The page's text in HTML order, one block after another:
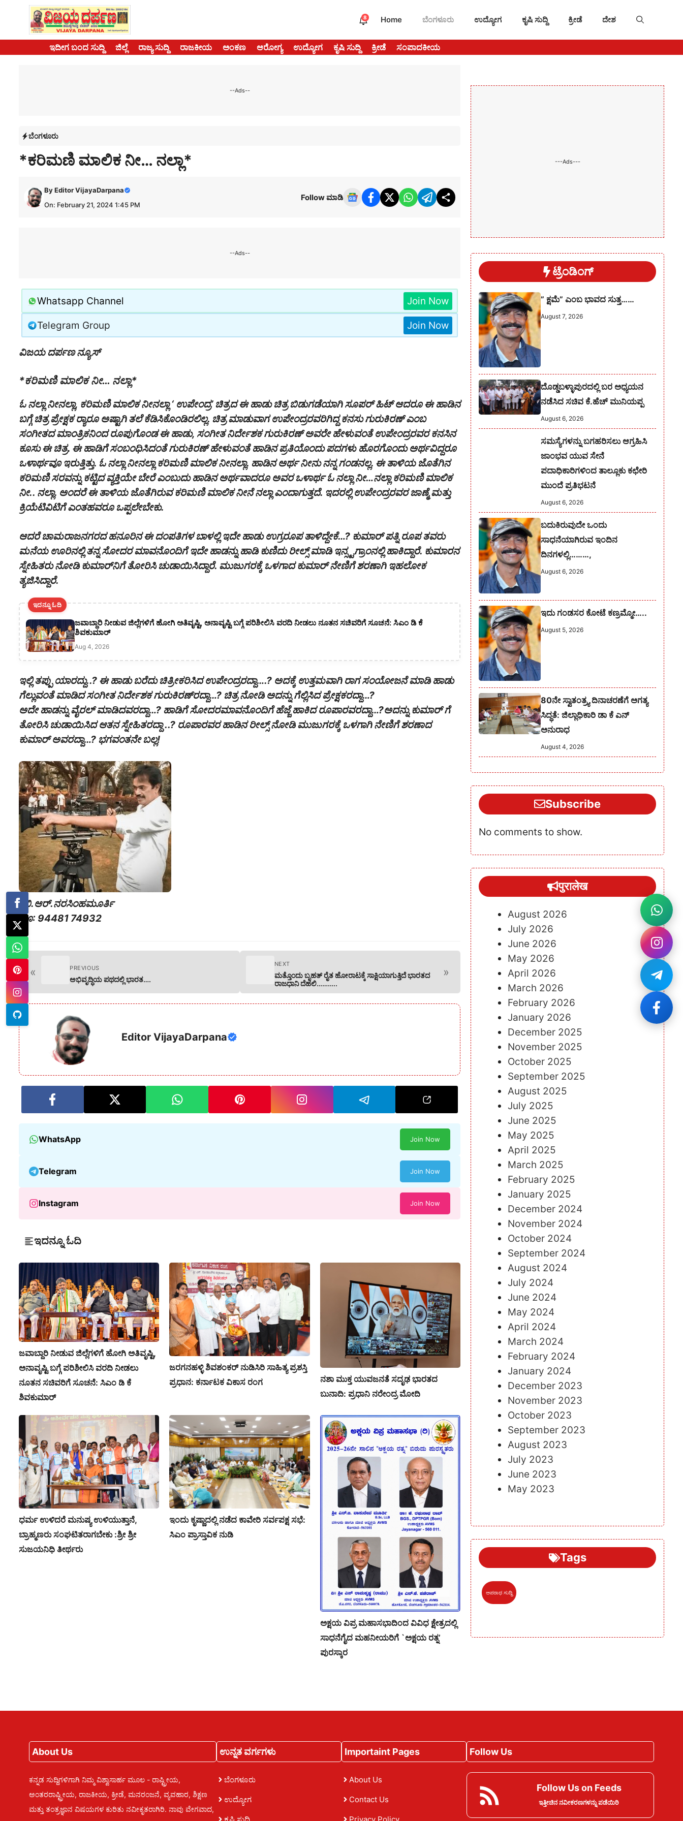
content
8 Home ಬೆಂಗಳೂರು ಉದ್ಯೋಗ ಕೃಷಿ ಸುದ್ದಿ ಕ್ರೀಡೆ ದೇಶ
ಇದೀಗ ಬಂದ ಸುದ್ದಿ ಜಿಲ್ಲೆ ರಾಜ್ಯ ಸುದ್ದಿ ರಾಜಕೀಯ ಅಂಕಣ ಆರೋಗ್ಯ ಉದ್ಯೋಗ ಕೃಷಿ ಸುದ್ದಿ ಕ್ರೀಡೆ ಸಂಪಾದಕೀಯ
--Ads--
ಬೆಂಗಳೂರು
*ಕರಿಮಣಿ ಮಾಲಿಕ ನೀ… ನಲ್ಲಾ*
ByEditor VijayaDarpana
On: February 21, 2024 1:45 PM
Follow ಮಾಡಿ
--Ads--
Whatsapp Channel Join Now
Telegram Group Join Now
ವಿಜಯ ದರ್ಪಣ ನ್ಯೂಸ್
*ಕರಿಮಣಿ ಮಾಲಿಕ ನೀ… ನಲ್ಲಾ*
ಓ ನಲ್ಲಾ ನೀನಲ್ಲಾ, ಕರಿಮಣಿ ಮಾಲಿಕ ನೀನಲ್ಲಾ ‘ ಉಪೇಂದ್ರ’ ಚಿತ್ರದ ಈ ಹಾಡು ಚಿತ್ರ ಬಿಡುಗಡೆಯಾಗಿ ಸೂಪರ್ ಹಿಟ್ ಆದರೂ ಈ ಹಾಡಿನ
ಬಗ್ಗೆ ಚಿತ್ರ ಪ್ರೇಕ್ಷಕ ರ‍್ಯಾರೂ ಅಷ್ಟಾಗಿ ತಲೆ ಕೆಡಿಸಿಕೊಂಡಿರಲಿಲ್ಲ. ಚಿತ್ರ ಮಾಡುವಾಗ ಉಪೇಂದ್ರರವರಿಗಿದ್ದ ಕನಸು ಗುರುಕಿರಣ್ ಎಂಬ
ಸಂಗೀತದ ಮಾಂತ್ರಿಕನಿಂದ ರೂಪುಗೊಂಡ ಈ ಹಾಡು, ಸಂಗೀತ ನಿರ್ದೇಶಕ ಗುರುಕಿರಣ್ ಅವರೇ ಹೇಳುವಂತೆ ಉಪೇಂದ್ರರವರ ಕನಸಿನ
ಕೂಸು ಈ ಚಿತ್ರ. ಈ ಹಾಡಿಗೆ ಸಂಬಂಧಿಸಿದಂತೆ ಗುರುಕಿರಣ್ ಹೇಳುವಂತೆ ಹಾಡಿನ ಪ್ರತಿಯೊಂದು ಪದಗಳು ಹೊರಗೊಂದು ಅರ್ಥವಿದ್ದರೂ
ಒಳಾರ್ಥವೂ ಇರುತ್ತಿತ್ತು. ಓ ನಲ್ಲಾ ನೀನಲ್ಲಾ ಕರಿಮಣಿ ಮಾಲಿಕ ನೀನಲ್ಲಾ. ಹಾಡಿನ ಅರ್ಥ ನೀನು ನನ್ನ ಗಂಡನಲ್ಲ. ಈ ತಾಳಿಯ ಜೊತೆಗಿನ
ಕರಿಮಣಿ ಸರವನ್ನು ಕಟ್ಟಿದ ವ್ಯಕ್ತಿಯೇ ಬೇರೆ ಎಂಬುದು ಹಾಡಿನ ಅರ್ಥವಾದರೂ ಅವರ ಒಳಾರ್ಥ ಓ ನಲ್ಲಾ ನೀ…ನಲ್ಲಾ ಕರಿಮಣಿ ಮಾಲಿಕ
ನೀ.. ನಲ್ಲಾ. ಅಂದರೆ ಈ ತಾಳಿಯ ಜೊತೆಗಿರುವ ಕರಿಮಣಿ ಮಾಲಿಕ ನೀನೆ ನಲ್ಲಾ ಎಂದಾಗುತ್ತದೆ. ಇದರಲ್ಲಿ ಉಪೇಂದ್ರರವರ ಜಾಣ್ಮೆ ಮತ್ತು
ಕ್ರಿಯೆಟಿವಿಟಿಗೆ ಎಂತಹವರೂ ಒಪ್ಪಲೇಬೇಕು.
ಆದರೆ ಚಾಮರಾಜನಗರದ ಹನೂರಿನ ಈ ದಂಪತಿಗಳ ಬಾಳಲ್ಲಿ ಇದೇ ಹಾಡು ಉಗ್ರರೂಪ ತಾಳಿದ್ದೇಕೆ…? ಕುಮಾರ್ ಪತ್ನಿ ರೂಪ ತವರು
ಮನೆಯ ಊರಿನಲ್ಲಿ ತನ್ನ ಸೋದರ ಮಾವನೊಂದಿಗೆ ಇದೇ ಹಾಡನ್ನು ಹಾಡಿ ಕುಣಿದು ರೀಲ್ಸ್ ಮಾಡಿ ಇನ್ಸ್ಟಗ್ರಾಂನಲ್ಲಿ ಹಾಕಿದ್ದಾರೆ. ಕುಮಾರನ
ಸ್ನೇಹಿತರು ನೋಡಿ ಕುಮಾರ್‌ನಿಗೆ ತೋರಿಸಿ ಚುಡಾಯಿಸಿದ್ದಾರೆ. ಮುಜುಗರಕ್ಕೆ ಒಳಗಾದ ಕುಮಾರ್ ನೇಣಿಗೆ ಶರಣಾಗಿ ಇಹಲೋಕ
ತ್ಯಜಿಸಿದ್ದಾರೆ.
ಇದನ್ನೂ ಓದಿ
ಜವಾಬ್ದಾರಿ ನೀಡುವ ಜಿಲ್ಲೆಗಳಿಗೆ ಹೋಗಿ ಅತಿವೃಷ್ಟಿ, ಅನಾವೃಷ್ಟಿ ಬಗ್ಗೆ ಪರಿಶೀಲಿಸಿ ವರದಿ ನೀಡಲು ನೂತನ ಸಚಿವರಿಗೆ ಸೂಚನೆ: ಸಿಎಂ ಡಿ ಕೆ
ಶಿವಕುಮಾರ್
Aug 4, 2026
ಇಲ್ಲಿ ತಪ್ಪು ಯಾರದ್ದು..? ಈ ಹಾಡು ಬರೆದು ಚಿತ್ರೀಕರಿಸಿದ ಉಪೇಂದ್ರರದ್ದಾ….? ಅದಕ್ಕೆ ಉತ್ತಮವಾಗಿ ರಾಗ ಸಂಯೋಜನೆ ಮಾಡಿ ಹಾಡು
ಗೆಲ್ಲುವಂತೆ ಮಾಡಿದ ಸಂಗೀತ ನಿರ್ದೇಶಕ ಗುರುಕಿರಣ್‌ರದ್ದಾ…? ಚಿತ್ರ ನೋಡಿ ಅದನ್ನು ಗೆಲ್ಲಿಸಿದ ಪ್ರೇಕ್ಷಕರದ್ದಾ…?
ಅದೇ ಹಾಡನ್ನು ವೈರಲ್ ಮಾಡಿದವರದ್ದಾ…? ಹಾಡಿಗೆ ಸೋದರಮಾವನೊಂದಿಗೆ ಹೆಜ್ಜೆ ಹಾಕಿದ ರೂಪಾರವರದ್ದಾ…?ಅದನ್ನು ಕುಮಾರ್ ಗೆ
ತೋರಿಸಿ ಚುಡಾಯಿಸಿದ ಆತನ ಸ್ನೇಹಿತರದ್ದಾ ..? ರೂಪಾರವರ ಹಾಡಿನ ರೀಲ್ಸ್ ನೋಡಿ ಮುಜುಗರಕ್ಕೆ ಒಳಗಾಗಿ ನೇಣಿಗೆ ಶರಣಾದ
ಕುಮಾರ್ ಅವರದ್ದಾ…? ಭಗವಂತನೇ ಬಲ್ಲ!
-ಬಿ.ಆರ್.ನರಸಿಂಹಮೂರ್ತಿ
ಮೊ: 94481 74932
« PREVIOUS
ಅಭಿವೃದ್ಧಿಯ ಪಥದಲ್ಲಿ ಭಾರತ….
NEXT
ಮತ್ತೊಂದು ಬೃಹತ್ ರೈತ ಹೋರಾಟಕ್ಕೆ ಸಾಕ್ಷಿಯಾಗುತ್ತಿದೆ ಭಾರತದ
ರಾಜಧಾನಿ ದೆಹಲಿ………..
»
Editor VijayaDarpana
WhatsApp Join Now
Telegram Join Now
Instagram Join Now
ಇದನ್ನೂ ಓದಿ
ಜವಾಬ್ದಾರಿ ನೀಡುವ ಜಿಲ್ಲೆಗಳಿಗೆ ಹೋಗಿ ಅತಿವೃಷ್ಟಿ,
ಅನಾವೃಷ್ಟಿ ಬಗ್ಗೆ ಪರಿಶೀಲಿಸಿ ವರದಿ ನೀಡಲು
ನೂತನ ಸಚಿವರಿಗೆ ಸೂಚನೆ: ಸಿಎಂ ಡಿ ಕೆ
ಶಿವಕುಮಾರ್
ಜರಗನಹಳ್ಳಿ ಶಿವಶಂಕರ್ ನುಡಿಸಿರಿ ಸಾಹಿತ್ಯ ಪ್ರಶಸ್ತಿ
ಪ್ರಧಾನ: ಕರ್ನಾಟಕ ವಿಕಾಸ ರಂಗ
ನಶಾ ಮುಕ್ತ ಯುವಜನತೆ ಸದೃಢ ಭಾರತದ
ಬುನಾದಿ: ಪ್ರಧಾನಿ ನರೇಂದ್ರ ಮೋದಿ
ಧರ್ಮ ಉಳಿದರೆ ಮನುಷ್ಯ ಉಳಿಯುತ್ತಾನೆ,
ಬ್ರಾಹ್ಮಣರು ಸಂಘಟಿತರಾಗಬೇಕು :ಶ್ರೀ ಶ್ರೀ
ಸುಜಯನಿಧಿ ತೀರ್ಥರು
ಇಂದು ಕೃಷ್ಣಾದಲ್ಲಿ ನಡೆದ ಕಾವೇರಿ ಸರ್ವಪಕ್ಷ ಸಭೆ:
ಸಿಎಂ ಪ್ರಾಸ್ತಾವಿಕ ನುಡಿ
ಅಕ್ಷಯ ವಿಪ್ರ ಮಹಾಸಭಾದಿಂದ ವಿವಿಧ ಕ್ಷೇತ್ರದಲ್ಲಿ
ಸಾಧನೆಗೈದ ಮಹನೀಯರಿಗೆ `ಅಕ್ಷಯ ರತ್ನ’
ಪುರಸ್ಕಾರ
---Ads---
ಟ್ರೆಂಡಿಂಗ್
” ಕ್ಷಮೆ” ಎಂಬ ಭಾವದ ಸುತ್ತ……
August 7, 2026
ದೊಡ್ಡಬಳ್ಳಾಪುರದಲ್ಲಿ ಬರ ಅಧ್ಯಯನ
ನಡೆಸಿದ ಸಚಿವ ಕೆ.ಹೆಚ್ ಮುನಿಯಪ್ಪ
August 6, 2026
ಸಮಸ್ಯೆಗಳನ್ನು ಬಗಹರಿಸಲು ಆಗ್ರಹಿಸಿ
ಜಾಂಭವ ಯುವ ಸೇನೆ
ಪದಾಧಿಕಾರಿಗಳಿಂದ ತಾಲ್ಲೂಕು ಕಛೇರಿ
ಮುಂದೆ ಪ್ರತಿಭಟನೆ
August 6, 2026
ಬದುಕಿರುವುದೇ ಒಂದು
ಸಾಧನೆಯಾಗಿರುವ ಇಂದಿನ
ದಿನಗಳಲ್ಲಿ………,
August 6, 2026
ಇದು ಗಂಡಸರ ಕೋಟೆ ಕಣ್ರಮ್ಮೋ…..
August 5, 2026
80ನೇ ಸ್ವಾತಂತ್ರ್ಯ ದಿನಾಚರಣೆಗೆ ಅಗತ್ಯ
ಸಿದ್ಧತೆ: ಜಿಲ್ಲಾಧಿಕಾರಿ ಡಾ ಕೆ ಎನ್
ಅನುರಾಧ
August 4, 2026
Subscribe
No comments to show.
पुरालेख
August 2026
July 2026
June 2026
May 2026
April 2026
March 2026
February 2026
January 2026
December 2025
November 2025
October 2025
September 2025
August 2025
July 2025
June 2025
May 2025
April 2025
March 2025
February 2025
January 2025
December 2024
November 2024
October 2024
September 2024
August 2024
July 2024
June 2024
May 2024
April 2024
March 2024
February 2024
January 2024
December 2023
November 2023
October 2023
September 2023
August 2023
July 2023
June 2023
May 2023
Tags
ಅಪರಾಧ ಸುದ್ದಿ
About Us
ಕನ್ನಡ ಸುದ್ದಿಗಳಿಗಾಗಿ ನಿಮ್ಮ ವಿಶ್ವಾಸಾರ್ಹ ಮೂಲ - ರಾಷ್ಟ್ರೀಯ,
ಅಂತರರಾಷ್ಟ್ರೀಯ, ರಾಜಕೀಯ, ಕ್ರೀಡೆ, ಮನರಂಜನೆ, ವ್ಯವಹಾರ, ಶಿಕ್ಷಣ
ಮತ್ತು ತಂತ್ರಜ್ಞಾನ ವಿಷಯಗಳ ಕುರಿತು ನವೀಕೃತರಾಗಿರಿ. ನಾವು ವೇಗವಾದ,
ಉನ್ನತ ವರ್ಗಗಳು
ಬೆಂಗಳೂರು
ಉದ್ಯೋಗ
Importaint Pages
About Us
Contact Us
Follow Us
Follow Us on Feeds
ಇತ್ತೀಚಿನ ನವೀಕರಣಗಳನ್ನು ಪಡೆಯಿರಿ